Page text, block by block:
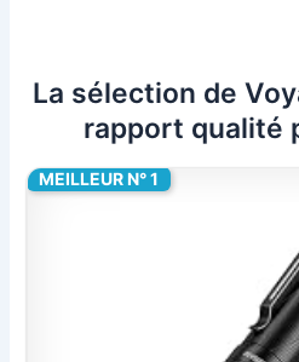
La sélection de
rapport qualité
MEILLEUR N° 1